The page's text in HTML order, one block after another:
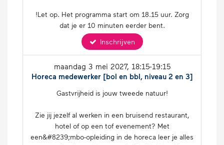
!Let op. Het programma start om 18.15 uur. Zorg
dat je er 10 minuten eerder bent.
Inschrijven
maandag 3 mei 2027, 18:15-19:15
Horeca medewerker [bol en bbl, niveau 2 en 3]
Gast­vrij­heid is jouw tweede natuur!
Zie jij jezelf al werken in een bruisend res­tau­rant,
hotel of op een tof eve­ne­ment? Met
een&#8239;mbo-op­lei­ding in de horeca leer je alles